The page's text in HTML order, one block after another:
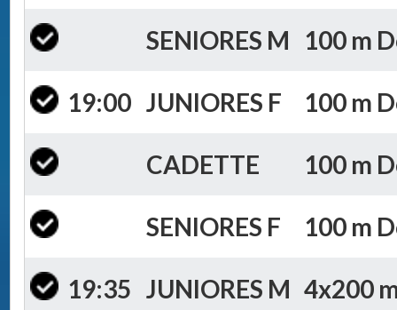
SENIORES M 100 m
19:00 JUNIORES F 100 m
CADETTE 100 m
SENIORES F 100 m
19:35 JUNIORES M 4x200